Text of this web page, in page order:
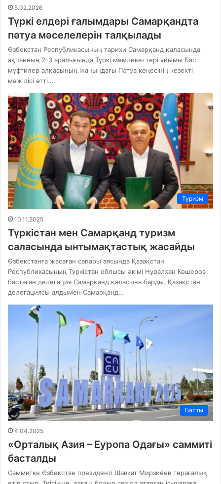
5.02.2026
Түркі елдері ғалымдары Самарқандта
пәтуа мәселелерін талқылады
Өзбекстан Республикасының тарихи Самарқанд қаласында
ақпанның 2-3 аралығында Түркі мемлекеттері ұйымы Бас
мүфтилер алқасының жанындағы Пәтуа кеңесінің кезекті
мәжілісі өтті.…
Туризм
10.11.2025
Түркістан мен Самарқанд туризм
саласында ынтымақтастық жасайды
Өзбекстанға жасаған сапары аясында Қазақстан
Республикасының Түркістан облысы әкімі Нұралхан Көшеров
бастаған делегация Самарқанд қаласына барды. Қазақстан
делегациясы алдымен Самарқанд…
Басты
4.04.2025
«Орталық Азия – Еуропа Одағы» саммиті
басталды
Саммитке Өзбекстан президенті Шавкат Мирзиёев төрағалық